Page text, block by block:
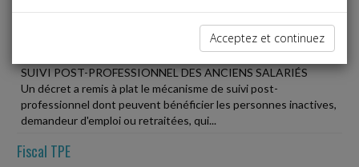
SUIVI POST-PROFESSIONNEL DES ANCIENS SALARIÉS
Un décret a remis à plat le mécanisme de suivi post-
professionnel dont peuvent bénéficier les personnes inactives,
demandeur d'emploi ou retraitées, qui...
Fiscal TPE
Acceptez et continuez